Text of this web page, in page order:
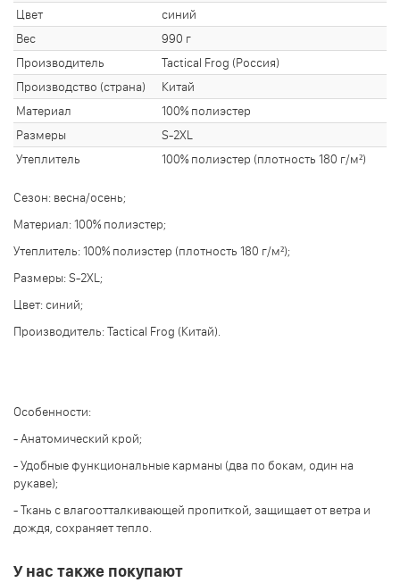
Цвет
синий
Вес
990 г
Производитель
Tactical Frog (Россия)
Производство (страна)
Китай
Материал
100% полиэстер
Размеры
S-2XL
Утеплитель
100% полиэстер (плотность 180 г/м²)
Сезон: весна/осень;
Материал: 100% полиэстер;
Утеплитель: 100% полиэстер (плотность 180 г/м²);
Размеры: S-2XL;
Цвет: синий;
Производитель: Tactical Frog (Китай).
Особенности:
- Анатомический крой;
- Удобные функциональные карманы (два по бокам, один на
рукаве);
- Ткань с влагоотталкивающей пропиткой, защищает от ветра и
дождя, сохраняет тепло.
У нас также покупают